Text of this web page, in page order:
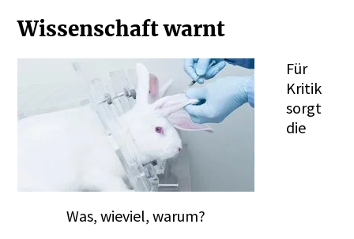
Wissenschaft warnt
Was, wieviel, warum?
Für
Kritik
sorgt
die